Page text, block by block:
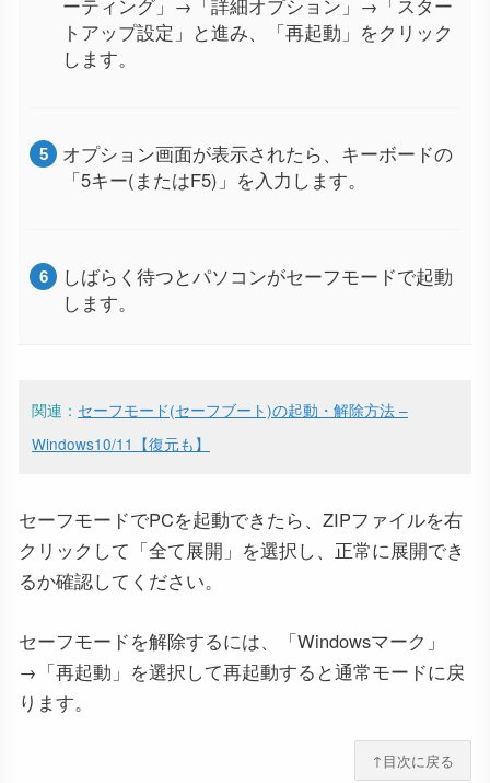
トアップ設定」と進み、「再起動」をクリック
します。
オプション画面が表示されたら、キーボードの
「5キー(またはF5)」を入力します。
しばらく待つとパソコンがセーフモードで起動
します。
関連： セーフモード(セーフブート)の起動・解除方法 –
Windows10/11【復元も】
セーフモードでPCを起動できたら、ZIPファイルを右
クリックして「全て展開」を選択し、正常に展開でき
るか確認してください。
セーフモードを解除するには、「Windowsマーク」
→「再起動」を選択して再起動すると通常モードに戻
ります。
↑目次に戻る